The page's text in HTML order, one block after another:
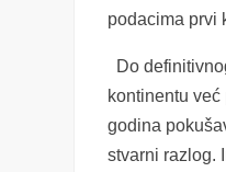
podacima prvi
Do
kontinentu
godina
stvarni razlog.